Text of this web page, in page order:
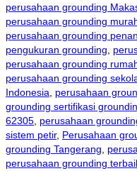
perusahaan grounding
perusahaan grounding
perusahaan grounding
pengukuran grounding,
perusahaan grounding
perusahaan grounding
Indonesia, perusahaan
grounding sertifikasi
62305, perusahaan
sistem petir, Perusahaan
grounding Tangerang,
perusahaan grounding